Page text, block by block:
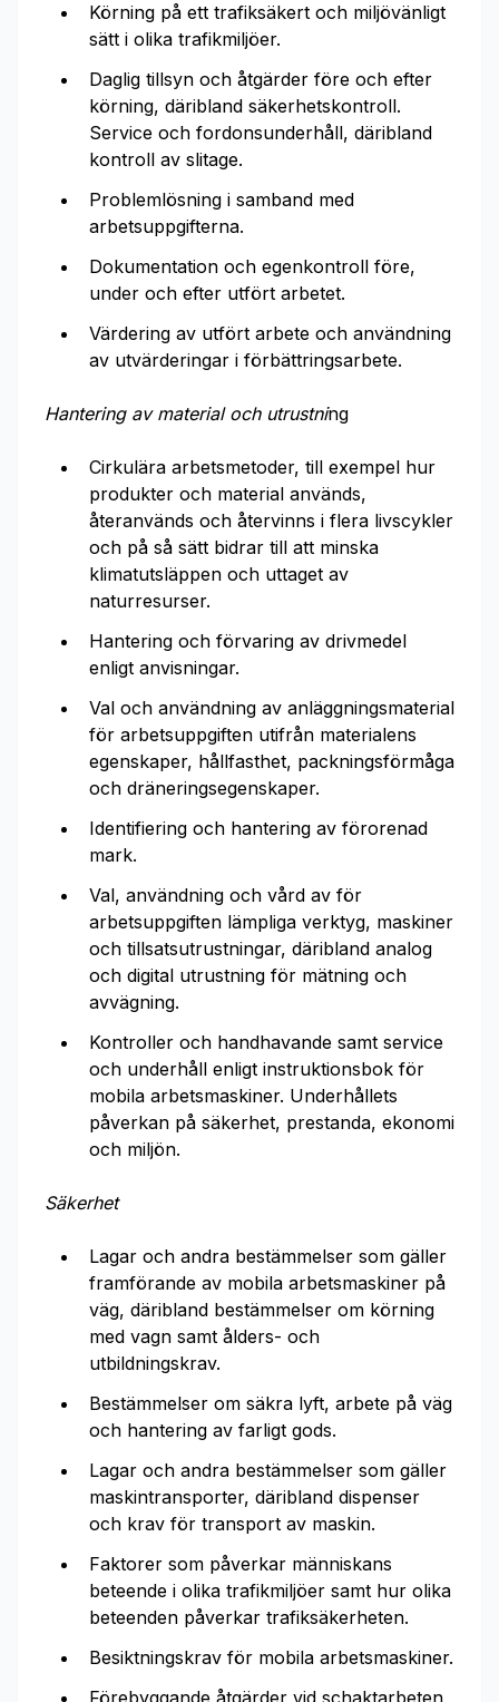
Körning på ett trafiksäkert och miljövänligt
sätt i olika trafikmiljöer.
Daglig tillsyn och åtgärder före och efter
körning, däribland säkerhetskontroll.
Service och fordonsunderhåll, däribland
kontroll av slitage.
Problemlösning i samband med
arbetsuppgifterna.
Dokumentation och egenkontroll före,
under och efter utfört arbetet.
Värdering av utfört arbete och användning
av utvärderingar i förbättringsarbete.
Hantering av material och utrustning
Cirkulära arbetsmetoder, till exempel hur
produkter och material används,
återanvänds och återvinns i flera livscykler
och på så sätt bidrar till att minska
klimatutsläppen och uttaget av
naturresurser.
Hantering och förvaring av drivmedel
enligt anvisningar.
Val och användning av anläggningsmaterial
för arbetsuppgiften utifrån materialens
egenskaper, hållfasthet, packningsförmåga
och dräneringsegenskaper.
Identifiering och hantering av förorenad
mark.
Val, användning och vård av för
arbetsuppgiften lämpliga verktyg, maskiner
och tillsatsutrustningar, däribland analog
och digital utrustning för mätning och
avvägning.
Kontroller och handhavande samt service
och underhåll enligt instruktionsbok för
mobila arbetsmaskiner. Underhållets
påverkan på säkerhet, prestanda, ekonomi
och miljön.
Säkerhet
Lagar och andra bestämmelser som gäller
framförande av mobila arbetsmaskiner på
väg, däribland bestämmelser om körning
med vagn samt ålders- och
utbildningskrav.
Bestämmelser om säkra lyft, arbete på väg
och hantering av farligt gods.
Lagar och andra bestämmelser som gäller
maskintransporter, däribland dispenser
och krav för transport av maskin.
Faktorer som påverkar människans
beteende i olika trafikmiljöer samt hur olika
beteenden påverkar trafiksäkerheten.
Besiktningskrav för mobila arbetsmaskiner.
Förebyggande åtgärder vid schaktarbeten